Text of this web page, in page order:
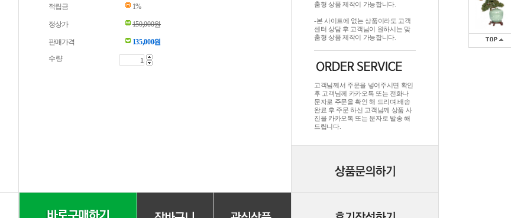
적립금 1%
정상가 150,000원
판매가격 135,000원
수량
춤형 상품 제작이 가능합니다.
-본 사이트에 없는 상품이라도 고객
센터 상담 후 고객님이 원하시는 맞
춤형 상품 제작이 가능합니다.
고객님께서 주문을 넣어주시면 확인
후 고객님께 카카오톡 또는 전화나
문자로 주문을 확인 해 드리며.배송
완료 후 주문 하신 고객님께 상품 사
진을 카카오톡 또는 문자로 발송 해
드립니다.